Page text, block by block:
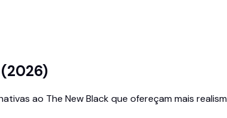
ao The New Black que ofereçam mais